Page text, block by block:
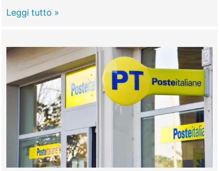
CASTEL
Vandalizzato
l’unico
defibrillatore
Leggi tutto »